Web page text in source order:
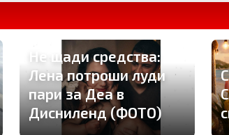
Не щади средства:
Лена потроши луди
пари за Деа в
Дисниленд (ФОТО)